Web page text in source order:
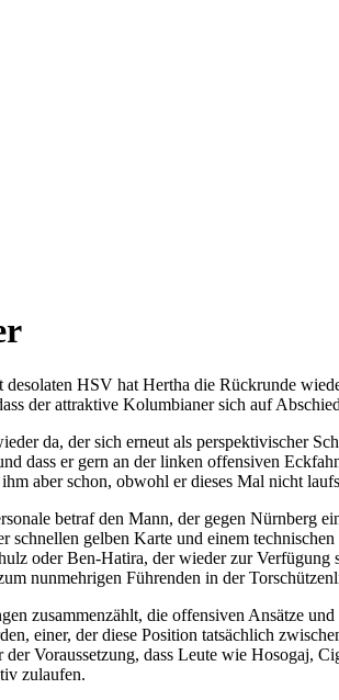
HSV hat Hertha die Rückrunde
der attraktive Kolumbianer sich auf
da, der sich erneut als perspektivischer
dass er gern an der linken offensiven
aber schon, obwohl er dieses Mal nicht
betraf den Mann, der gegen Nürnberg
schnellen gelben Karte und einem
oder Ben-Hatira, der wieder zur Verfügung
nunmehrigen Führenden in der
zusammenzählt, die offensiven Ansätze
einer, der diese Position tatsächlich
Voraussetzung, dass Leute wie Hosogaj,
zulaufen.